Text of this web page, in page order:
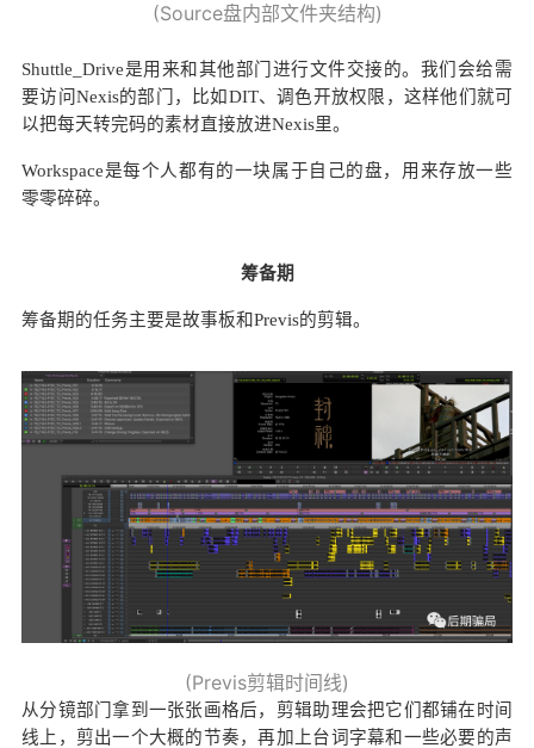
(Source盘内部文件夹结构)
Shuttle_Drive是用来和其他部门进行文件交接的。我们会给需
要访问Nexis的部门，比如DIT、调色开放权限，这样他们就可
以把每天转完码的素材直接放进Nexis里。
Workspace是每个人都有的一块属于自己的盘，用来存放一些
零零碎碎。
筹备期
筹备期的任务主要是故事板和Previs的剪辑。
(Previs剪辑时间线)
从分镜部门拿到一张张画格后，剪辑助理会把它们都铺在时间
线上，剪出一个大概的节奏，再加上台词字幕和一些必要的声